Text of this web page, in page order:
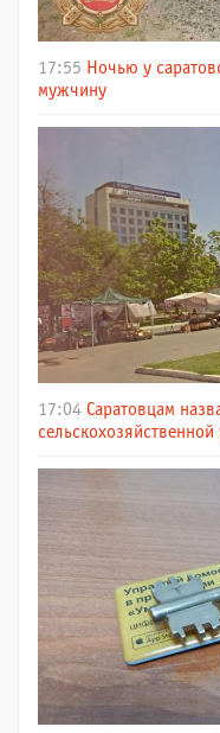
17:55 Ночью у
мужчину
17:04 Саратовцам